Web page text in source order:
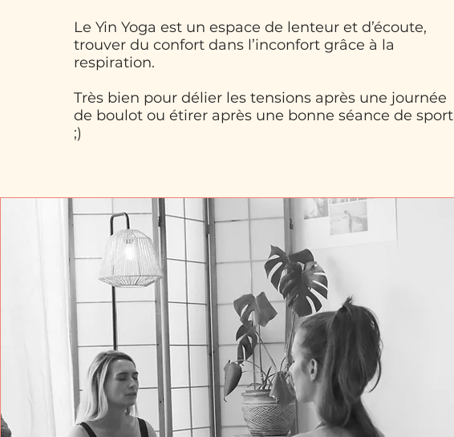
Le Yin Yoga est un espace de lenteur et d’écoute,
trouver du confort dans l’inconfort grâce à la
respiration.
Très bien pour délier les tensions après une journée
de boulot ou étirer après une bonne séance de sport
;)